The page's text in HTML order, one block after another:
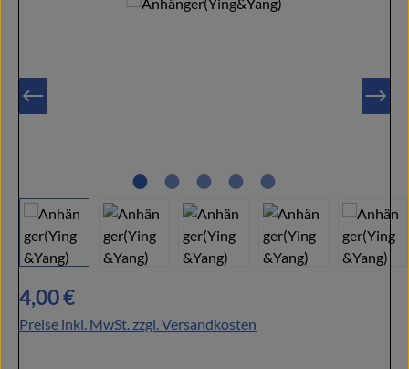
Regulärer Preis:
4,00 €
Preise inkl. MwSt. zzgl. Versandkosten